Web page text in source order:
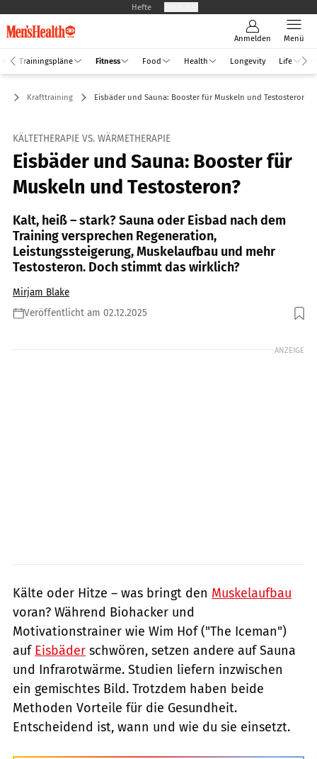
Hefte
Anmelden Menü
Trainingspläne Fitness Food Health Longevity Life
Krafttraining Eisbäder und Sauna: Booster für Muskeln und Testosteron?
KÄLTETHERAPIE VS. WÄRMETHERAPIE
Eisbäder und Sauna: Booster für
Muskeln und Testosteron?
Kalt, heiß – stark? Sauna oder Eisbad nach dem
Training versprechen Regeneration,
Leistungssteigerung, Muskelaufbau und mehr
Testosteron. Doch stimmt das wirklich?
Mirjam Blake
Veröffentlicht am 02.12.2025
Foto: GettyImages.de/Mystockimages
ANZEIGE
Kälte oder Hitze – was bringt den Muskelaufbau
voran? Während Biohacker und
Motivationstrainer wie Wim Hof ("The Iceman")
auf Eisbäder schwören, setzen andere auf Sauna
und Infrarotwärme. Studien liefern inzwischen
ein gemischtes Bild. Trotzdem haben beide
Methoden Vorteile für die Gesundheit.
Entscheidend ist, wann und wie du sie einsetzt.